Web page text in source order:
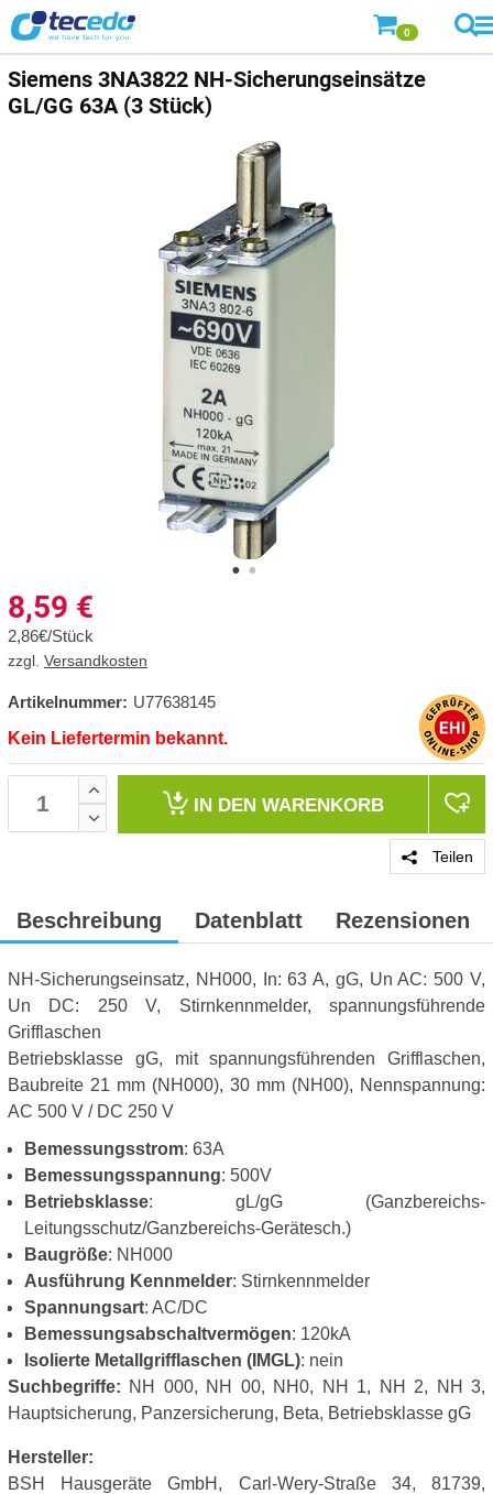
0
Siemens 3NA3822 NH-Sicherungseinsätze
GL/GG 63A (3 Stück)
8,59 €
2,86€/Stück
zzgl. Versandkosten
Artikelnummer: U77638145
Kein Liefertermin bekannt.
IN DEN WARENKORB
Teilen
Beschreibung Datenblatt Rezensionen
NH-Sicherungseinsatz, NH000, In: 63 A, gG, Un AC: 500 V,
Un DC: 250 V, Stirnkennmelder, spannungsführende
Grifflaschen
Betriebsklasse gG, mit spannungsführenden Grifflaschen,
Baubreite 21 mm (NH000), 30 mm (NH00), Nennspannung:
AC 500 V / DC 250 V
Bemessungsstrom: 63A
Bemessungsspannung: 500V
Betriebsklasse: gL/gG (Ganzbereichs-
Leitungsschutz/Ganzbereichs-Gerätesch.)
Baugröße: NH000
Ausführung Kennmelder: Stirnkennmelder
Spannungsart: AC/DC
Bemessungsabschaltvermögen: 120kA
Isolierte Metallgrifflaschen (IMGL): nein
Suchbegriffe: NH 000, NH 00, NH0, NH 1, NH 2, NH 3,
Hauptsicherung, Panzersicherung, Beta, Betriebsklasse gG
Hersteller:
BSH Hausgeräte GmbH, Carl-Wery-Straße 34, 81739,